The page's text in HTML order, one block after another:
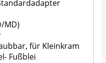
MD)
für Kleinkram
Fußblei